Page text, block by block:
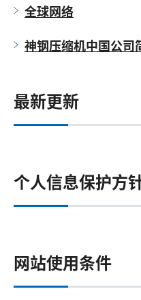
全球网络
神钢压缩机中国公司
最新更新
个人信息保护方
网站使用条件